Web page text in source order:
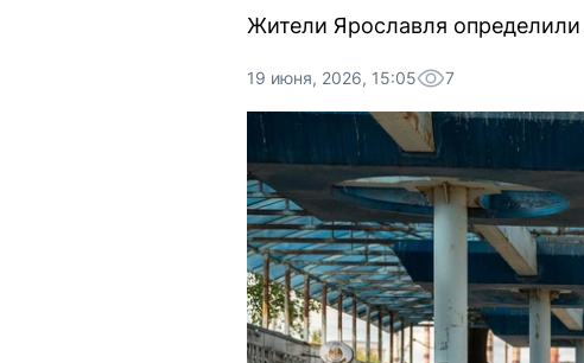
Жители Ярославля
19 июня, 2026, 15:05 7